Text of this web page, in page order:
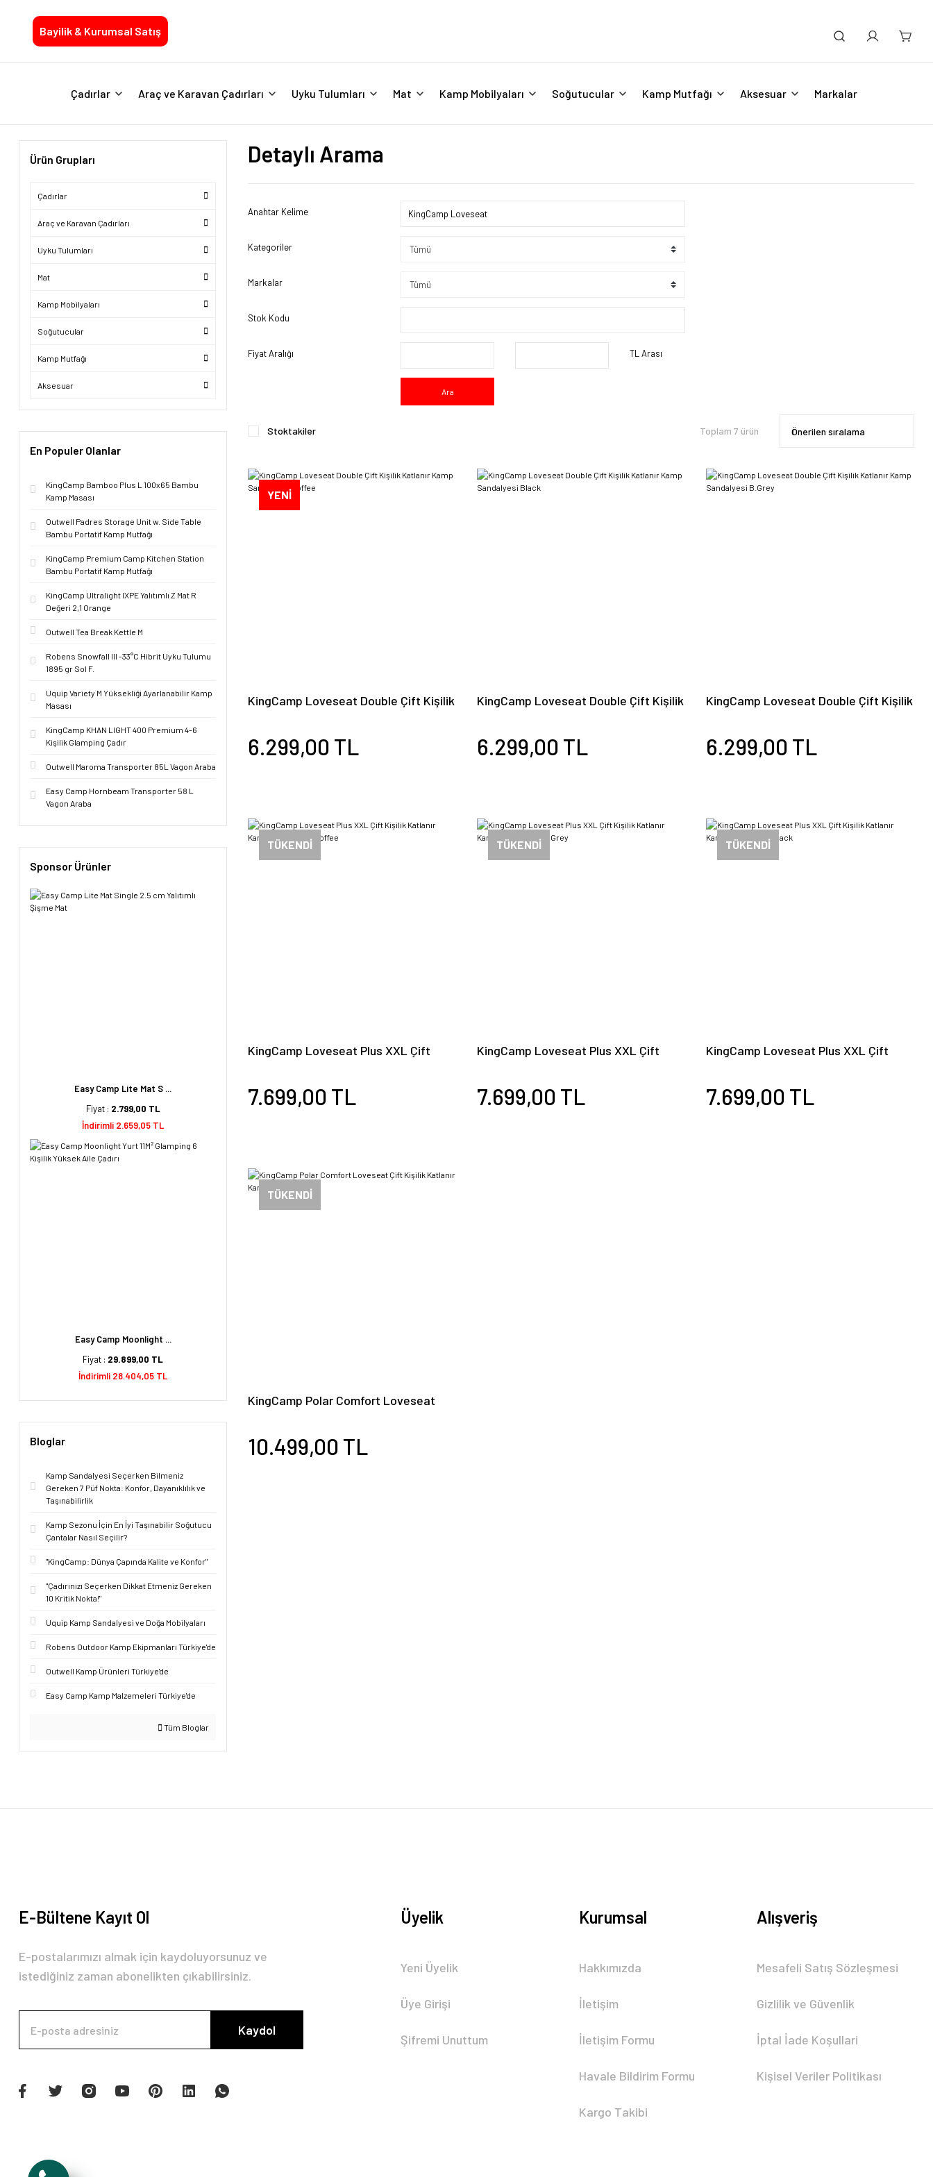
Bayilik & Kurumsal Satış
Çadırlar Araç ve Karavan Çadırları Uyku Tulumları Mat Kamp Mobilyaları Soğutucular Kamp Mutfağı Aksesuar Markalar
Ürün Grupları
Çadırlar
Araç ve Karavan Çadırları
Uyku Tulumları
Mat
Kamp Mobilyaları
Soğutucular
Kamp Mutfağı
Aksesuar
En Populer Olanlar
KingCamp Bamboo Plus L 100x65 Bambu
Kamp Masası
Outwell Padres Storage Unit w. Side Table
Bambu Portatif Kamp Mutfağı
KingCamp Premium Camp Kitchen Station
Bambu Portatif Kamp Mutfağı
KingCamp Ultralight IXPE Yalıtımlı Z Mat R
Değeri 2,1 Orange
Outwell Tea Break Kettle M
Robens Snowfall III -33°C Hibrit Uyku Tulumu
1895 gr Sol F.
Uquip Variety M Yüksekliği Ayarlanabilir Kamp
Masası
KingCamp KHAN LIGHT 400 Premium 4-6
Kişilik Glamping Çadır
Outwell Maroma Transporter 85L Vagon Araba
Easy Camp Hornbeam Transporter 58 L
Vagon Araba
Sponsor Ürünler
Easy Camp Lite Mat S ...
Fiyat : 2.799,00 TL
İndirimli 2.659,05 TL
Easy Camp Moonlight ...
Fiyat : 29.899,00 TL
İndirimli 28.404,05 TL
Bloglar
Kamp Sandalyesi Seçerken Bilmeniz
Gereken 7 Püf Nokta: Konfor, Dayanıklılık ve
Taşınabilirlik
Kamp Sezonu İçin En İyi Taşınabilir Soğutucu
Çantalar Nasıl Seçilir?
"KingCamp: Dünya Çapında Kalite ve Konfor"
"Çadırınızı Seçerken Dikkat Etmeniz Gereken
10 Kritik Nokta!"
Uquip Kamp Sandalyesi ve Doğa Mobilyaları
Robens Outdoor Kamp Ekipmanları Türkiye'de
Outwell Kamp Ürünleri Türkiye'de
Easy Camp Kamp Malzemeleri Türkiye'de
Tüm Bloglar
Detaylı Arama
Anahtar Kelime
Kategoriler
Markalar
Stok Kodu
Fiyat Aralığı TL Arası
Ara
Stoktakiler Toplam 7 ürün
YENİ
KingCamp Loveseat Double Çift Kişilik
6.299,00 TL
KingCamp Loveseat Double Çift Kişilik
6.299,00 TL
KingCamp Loveseat Double Çift Kişilik
6.299,00 TL
TÜKENDİ
KingCamp Loveseat Plus XXL Çift
7.699,00 TL
TÜKENDİ
KingCamp Loveseat Plus XXL Çift
7.699,00 TL
TÜKENDİ
KingCamp Loveseat Plus XXL Çift
7.699,00 TL
TÜKENDİ
KingCamp Polar Comfort Loveseat
10.499,00 TL
E-Bültene Kayıt Ol
E-postalarımızı almak için kaydoluyorsunuz ve
istediğiniz zaman abonelikten çıkabilirsiniz.
Kaydol
Üyelik
Yeni Üyelik
Üye Girişi
Şifremi Unuttum
Kurumsal
Hakkımızda
İletişim
İletişim Formu
Havale Bildirim Formu
Kargo Takibi
Alışveriş
Mesafeli Satış Sözleşmesi
Gizlilik ve Güvenlik
İptal İade Koşullari
Kişisel Veriler Politikası